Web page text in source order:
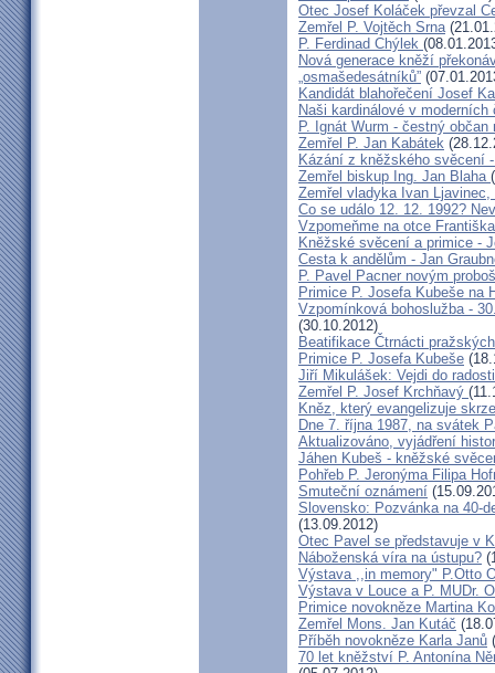
Otec Josef Koláček převzal
Zemřel P. Vojtěch Srna
P. Ferdinad Chýlek
Nová generace kněží
„osmašedesátníků”
Kandidát blahořečení Josef
Naši kardinálové v
P. Ignát Wurm - čestný
Zemřel P. Jan Kabátek
Kázání z kněžského svěcení
Zemřel biskup Ing. Jan Blaha
Zemřel vladyka Ivan
Co se událo 12. 12. 1992?
Vzpomeňme na otce
Kněžské svěcení a primice -
Cesta k andělům - Jan
P. Pavel Pacner novým
Primice P. Josefa Kubeše na
Vzpomínková bohoslužba -
(30.10.2012)
Beatifikace Čtrnácti
Primice P. Josefa Kubeše
Jiří Mikulášek: Vejdi do
Zemřel P. Josef Krchňavý
Kněz, který evangelizuje
Dne 7. října 1987, na svátek
Aktualizováno, vyjádření
Jáhen Kubeš - kněžské
Pohřeb P. Jeronýma Filipa
Smuteční oznámení
Slovensko: Pozvánka na 40-
(13.09.2012)
Otec Pavel se představuje v
Náboženská víra na ústupu?
Výstava ,,in memory" P.Otto
Výstava v Louce a P. MUDr.
Primice novokněze Martina
Zemřel Mons. Jan Kutáč
Příběh novokněze Karla Janů
70 let kněžství P. Antonína